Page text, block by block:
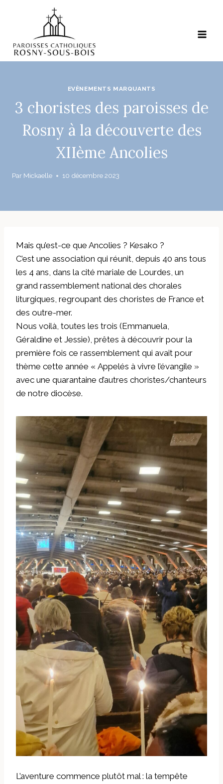
EVÈNEMENTS MARQUANTS
3 choristes des paroisses de
Rosny à la découverte des
XIIème Ancolies
Par Mickaelle 10 décembre 2023
Mais qu’est-ce que Ancolies ? Kesako ?
C’est une association qui réunit, depuis 40 ans tous
les 4 ans, dans la cité mariale de Lourdes, un
grand rassemblement national des chorales
liturgiques, regroupant des choristes de France et
des outre-mer.
Nous voilà, toutes les trois (Emmanuela,
Géraldine et Jessie), prêtes à découvrir pour la
première fois ce rassemblement qui avait pour
thème cette année « Appelés à vivre l’évangile »
avec une quarantaine d’autres choristes/chanteurs
de notre diocèse.
L’aventure commence plutôt mal : la tempête